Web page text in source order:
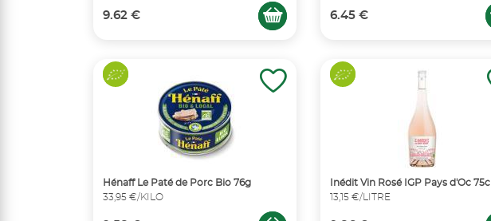
9.62 € 6.45 €
Hénaff Le Paté de Porc Bio 76g
33,95 €/KILO
Inédit Vin Rosé IGP Pays d'Oc 75cl
13,15 €/LITRE